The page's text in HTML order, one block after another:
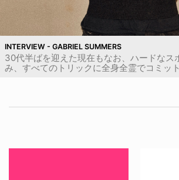
INTERVIEW - GABRIEL SUMMERS
30代半ばを迎えた現在もなお、ハードなス
み、すべてのトリックに全身全霊でコミット